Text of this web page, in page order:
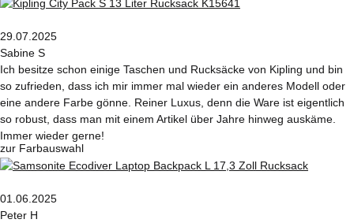
29.07.2025
Sabine S
Ich besitze schon einige Taschen und Rucksäcke von Kipling und bin
so zufrieden, dass ich mir immer mal wieder ein anderes Modell oder
eine andere Farbe gönne. Reiner Luxus, denn die Ware ist eigentlich
so robust, dass man mit einem Artikel über Jahre hinweg auskäme.
Immer wieder gerne!
zur Farbauswahl
01.06.2025
Peter H